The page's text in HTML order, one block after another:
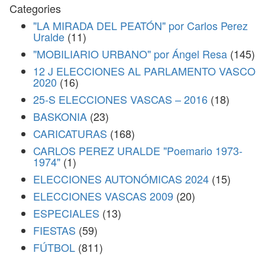
Categories
"LA MIRADA DEL PEATÓN" por Carlos Perez
Uralde (11)
"MOBILIARIO URBANO" por Ángel Resa (145)
12 J ELECCIONES AL PARLAMENTO VASCO
2020 (16)
25-S ELECCIONES VASCAS – 2016 (18)
BASKONIA (23)
CARICATURAS (168)
CARLOS PEREZ URALDE "Poemario 1973-
1974" (1)
ELECCIONES AUTONÓMICAS 2024 (15)
ELECCIONES VASCAS 2009 (20)
ESPECIALES (13)
FIESTAS (59)
FÚTBOL (811)